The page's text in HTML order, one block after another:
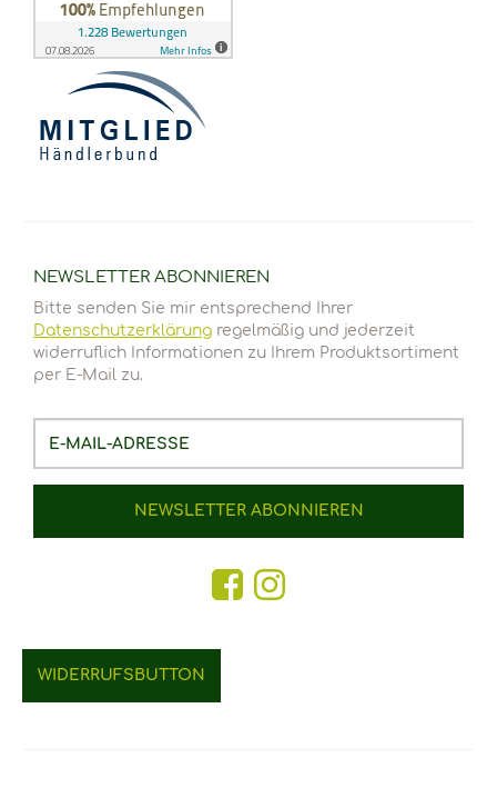
NEWSLETTER ABONNIEREN
Bitte senden Sie mir entsprechend Ihrer
Datenschutzerklärung regelmäßig und jederzeit
widerruflich Informationen zu Ihrem Produktsortiment
per E-Mail zu.
E-
Mail-
Adresse
NEWSLETTER ABONNIEREN
WIDERRUFSBUTTON